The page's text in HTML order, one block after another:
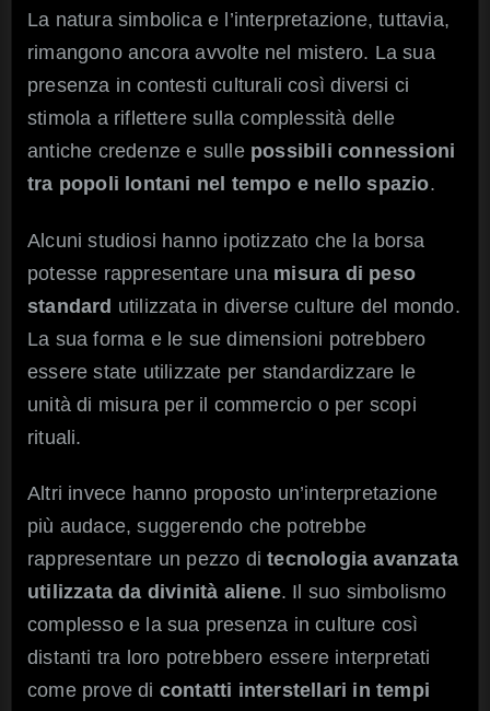
La natura simbolica e l’interpretazione, tuttavia,
rimangono ancora avvolte nel mistero. La sua
presenza in contesti culturali così diversi ci
stimola a riflettere sulla complessità delle
antiche credenze e sulle possibili connessioni
tra popoli lontani nel tempo e nello spazio.
Alcuni studiosi hanno ipotizzato che la borsa
potesse rappresentare una misura di peso
standard utilizzata in diverse culture del mondo.
La sua forma e le sue dimensioni potrebbero
essere state utilizzate per standardizzare le
unità di misura per il commercio o per scopi
rituali.
Altri invece hanno proposto un’interpretazione
più audace, suggerendo che potrebbe
rappresentare un pezzo ditecnologia avanzata
utilizzata da divinità aliene. Il suo simbolismo
complesso e la sua presenza in culture così
distanti tra loro potrebbero essere interpretati
come prove di contatti interstellari in tempi